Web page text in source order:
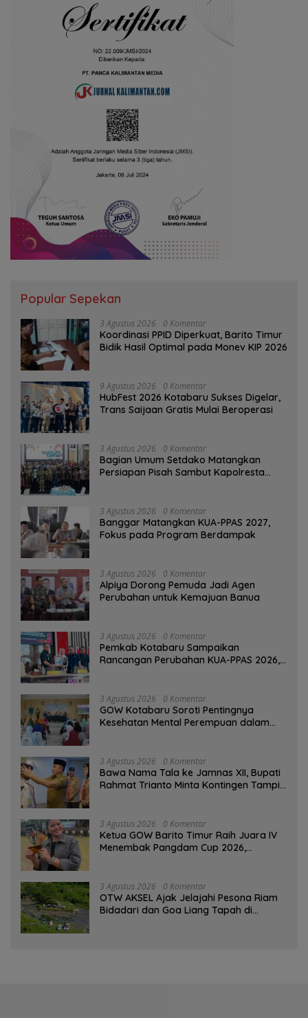
Popular Sepekan
3 Agustus 2026 0 Komentar
Koordinasi PPID Diperkuat, Barito Timur
Bidik Hasil Optimal pada Monev KIP 2026
9 Agustus 2026 0 Komentar
HubFest 2026 Kotabaru Sukses Digelar,
Trans Saijaan Gratis Mulai Beroperasi
3 Agustus 2026 0 Komentar
Bagian Umum Setdako Matangkan
Persiapan Pisah Sambut Kapolresta
3 Agustus 2026 0 Komentar
‎Banggar Matangkan KUA-PPAS 2027,
Fokus pada Program Berdampak
3 Agustus 2026 0 Komentar
‎Alpiya Dorong Pemuda Jadi Agen
Perubahan untuk Kemajuan Banua ‎
3 Agustus 2026 0 Komentar
Pemkab Kotabaru Sampaikan
Rancangan Perubahan KUA-PPAS 2026,
3 Agustus 2026 0 Komentar
GOW Kotabaru Soroti Pentingnya
Kesehatan Mental Perempuan dalam
3 Agustus 2026 0 Komentar
Bawa Nama Tala ke Jamnas XII, Bupati
Rahmat Trianto Minta Kontingen Tampil
3 Agustus 2026 0 Komentar
Ketua GOW Barito Timur Raih Juara IV
Menembak Pangdam Cup 2026,
3 Agustus 2026 0 Komentar
OTW AKSEL Ajak Jelajahi Pesona Riam
Bidadari dan Goa Liang Tapah di